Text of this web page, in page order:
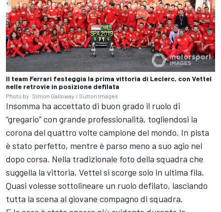
Il team Ferrari festeggia la prima vittoria di Leclerc, con Vettel
nelle retrovie in posizione defilata
Photo by: Simon Galloway / Sutton Images
Insomma ha accettato di buon grado il ruolo di
“gregario” con grande professionalità, togliendosi la
corona del quattro volte campione del mondo. In pista
è stato perfetto, mentre è parso meno a suo agio nel
dopo corsa. Nella tradizionale foto della squadra che
suggella la vittoria, Vettel si scorge solo in ultima fila.
Quasi volesse sottolineare un ruolo defilato, lasciando
tutta la scena al giovane compagno di squadra.